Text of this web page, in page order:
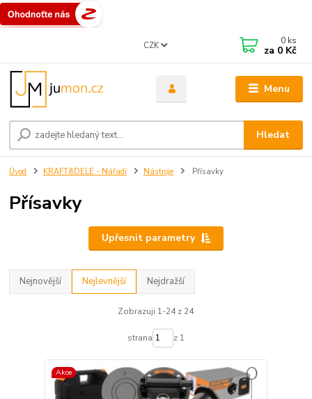
Menu
CZK
Hledat
0 ks
za 0 Kč
Úvod KRAFT&DELE - Nářadí Nástroje Přísavky
Přísavky
Upřesnit parametry
Nejnovější Nejlevnější Nejdražší
Zobrazuji 1-24 z 24
strana z 1
Akce